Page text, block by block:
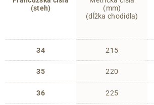
(steh)
34
35
36
(mm)
(dĺžka chodidla)
215
220
225